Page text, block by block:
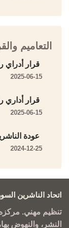
التعاميم
قرار أدراي
2025-06-15
قرار أداري
2025-06-15
عودة
2024-12-25
اتحاد الناشرين
تنظيم مهني.
النشر، والنهوض